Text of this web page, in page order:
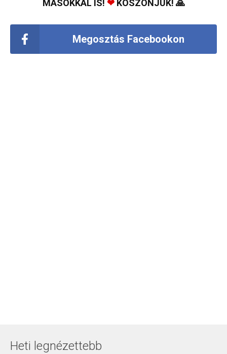
MÁSOKKAL IS! ❤KÖSZÖNJÜK! 🙏
Megosztás Facebookon
Heti legnézettebb